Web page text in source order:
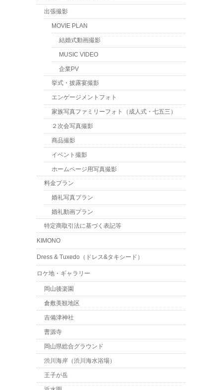
出張撮影
MOVIE PLAN
結婚式動画撮影
MUSIC VIDEO
企業PV
挙式・披露宴撮影
エンゲージメントフォト
家族写真ファミリーフォト（成人式・七五三）
２次会写真撮影
商品撮影
イベント撮影
ホームページ用写真撮影
料金プラン
婚礼写真プラン
婚礼動画プラン
特定商取引法に基づく表記等
KIMONO
Dress & Tuxedo（ドレス&タキシード）
ロケ地・ギャラリー
岡山後楽園
倉敷美観地区
吉備津神社
曹源寺
岡山県総合グラウンド
渋川海岸（渋川海水浴場）
王子が岳